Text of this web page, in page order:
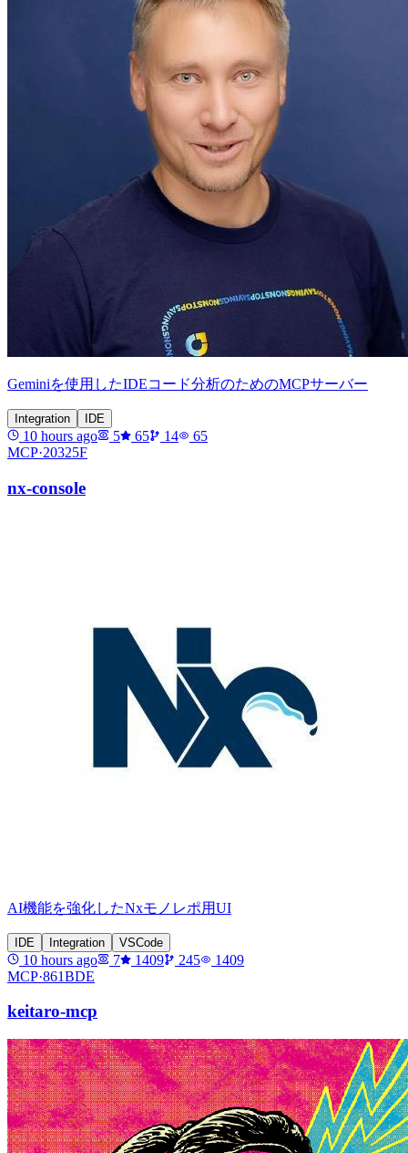
Geminiを使用したIDEコード分析のためのMCPサーバー
Integration IDE
10 hours ago 5 65 14
65
MCP·20325F
nx-console
AI機能を強化したNxモノレポ用UI
IDE Integration VSCode
10 hours ago 7 1409 245
1409
MCP·861BDE
keitaro-mcp